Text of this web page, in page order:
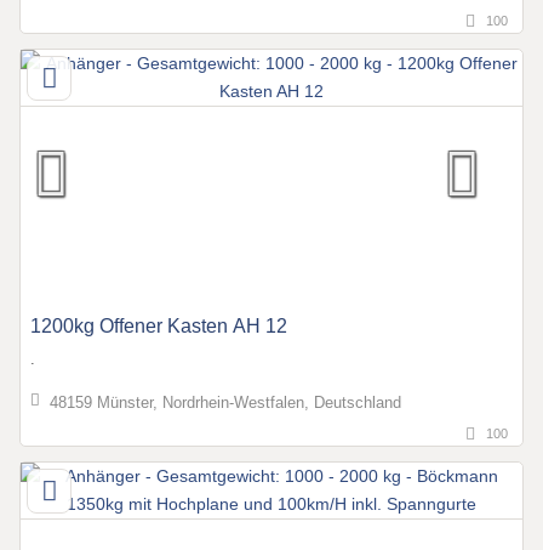
100
1200kg Offener Kasten AH 12
.
48159 Münster, Nordrhein-Westfalen, Deutschland
100